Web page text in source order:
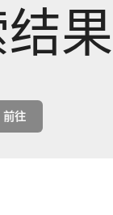
果
前往